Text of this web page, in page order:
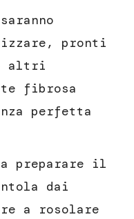
pronti
altri
fibrosa
perfetta
preparare il
dai
a rosolare